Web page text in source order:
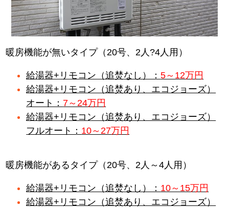
暖房機能が無いタイプ（20号、2人?4人用）
給湯器+リモコン（追焚なし）：5～12万円
給湯器+リモコン（追焚あり、エコジョーズ）
オート： 7～24万円
給湯器+リモコン（追焚あり、エコジョーズ）
フルオート： 10～27万円
暖房機能があるタイプ（20号、2人～4人用）
給湯器+リモコン（追焚なし）： 10～15万円
給湯器+リモコン（追焚あり、エコジョーズ）